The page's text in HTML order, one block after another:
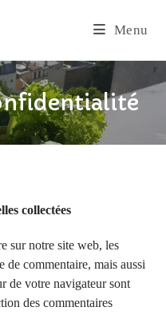
Menu
collectées
sur notre site web, les
de commentaire, mais aussi
de votre navigateur sont
des commentaires